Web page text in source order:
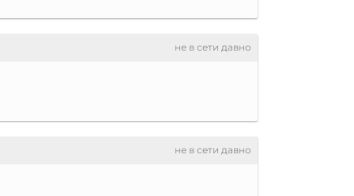
не в сети давно
не в сети давно